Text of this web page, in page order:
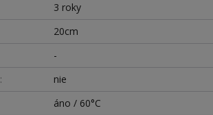
3 roky
20cm
-
nie
áno / 60°C